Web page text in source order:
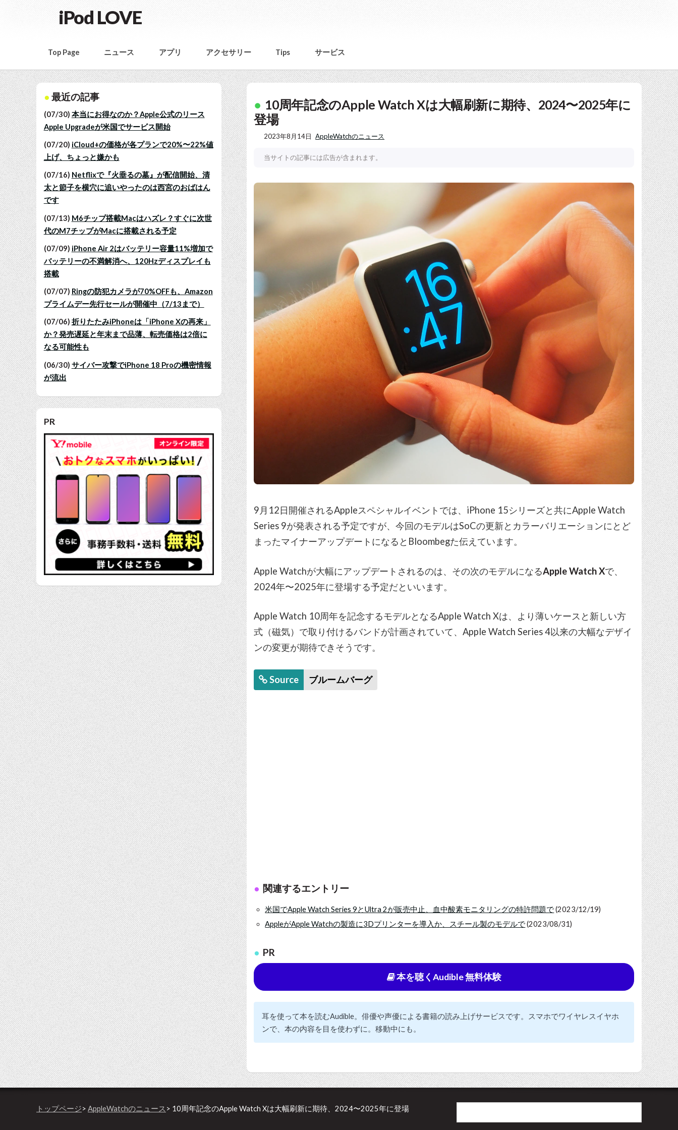
iPod LOVE
Top Page ニュース アプリ アクセサリー Tips サービス
最近の記事
(07/30) 本当にお得なのか？Apple公式のリース
Apple Upgradeが米国でサービス開始
(07/20) iCloud+の価格が各プランで20%〜22%値
上げ、ちょっと嫌かも
(07/16) Netflixで『火垂るの墓』が配信開始、清
太と節子を横穴に追いやったのは西宮のおばはん
です
(07/13) M6チップ搭載Macはハズレ？すぐに次世
代のM7チップがMacに搭載される予定
(07/09) iPhone Air 2はバッテリー容量11%増加で
バッテリーの不満解消へ、120Hzディスプレイも
搭載
(07/07) Ringの防犯カメラが70%OFFも、Amazon
プライムデー先行セールが開催中（7/13まで）
(07/06) 折りたたみiPhoneは「iPhone Xの再来」
か？発売遅延と年末まで品薄、転売価格は2倍に
なる可能性も
(06/30) サイバー攻撃でiPhone 18 Proの機密情報
が流出
PR
10周年記念のApple Watch Xは大幅刷新に期待、2024〜2025年に
登場
2023年8月14日 AppleWatchのニュース
当サイトの記事には広告が含まれます。
9月12日開催されるAppleスペシャルイベントでは、iPhone 15シリーズと共にApple Watch
Series 9が発表される予定ですが、今回のモデルはSoCの更新とカラーバリエーションにとど
まったマイナーアップデートになるとBloombegた伝えています。
Apple Watchが大幅にアップデートされるのは、その次のモデルになるApple Watch Xで、
2024年〜2025年に登場する予定だといいます。
Apple Watch 10周年を記念するモデルとなるApple Watch Xは、より薄いケースと新しい方
式（磁気）で取り付けるバンドが計画されていて、Apple Watch Series 4以来の大幅なデザイ
ンの変更が期待できそうです。
Source ブルームバーグ
関連するエントリー
米国でApple Watch Series 9とUltra 2が販売中止、血中酸素モニタリングの特許問題で(2023/12/19)
AppleがApple Watchの製造に3Dプリンターを導入か、スチール製のモデルで(2023/08/31)
PR
本を聴くAudible 無料体験
耳を使って本を読むAudible。俳優や声優による書籍の読み上げサービスです。スマホでワイヤレスイヤホ
ンで、本の内容を目を使わずに。移動中にも。
トップページ> AppleWatchのニュース > 10周年記念のApple Watch Xは大幅刷新に期待、2024〜2025年に登場